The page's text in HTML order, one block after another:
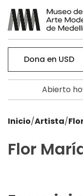
Dona en USD
Abierto
Inicio/Artista/
Flor